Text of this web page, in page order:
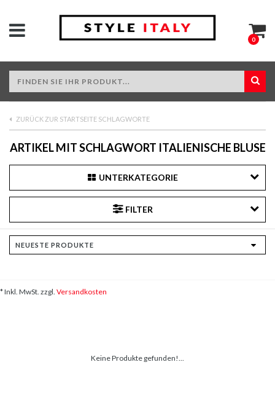
0
ZURÜCK ZUR STARTSEITE SCHLAGWORTE
ARTIKEL MIT SCHLAGWORT ITALIENISCHE BLUSE
UNTERKATEGORIE
FILTER
* Inkl. MwSt. zzgl. Versandkosten
Keine Produkte gefunden!...